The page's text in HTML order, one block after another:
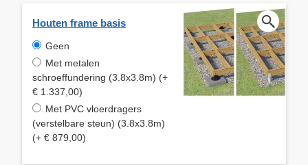
Houten frame basis
Geen
Met metalen
schroeffundering (3.8x3.8m) (+
€ 1.337,00)
Met PVC vloerdragers
(verstelbare steun) (3.8x3.8m)
(+ € 879,00)